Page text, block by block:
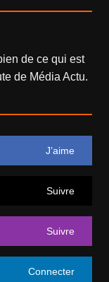
de ce qui est
de Média Actu.
J’aime
Suivre
Suivre
Connecter